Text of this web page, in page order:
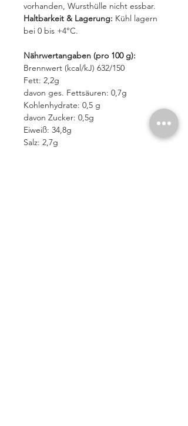
vorhanden, Wursthülle nicht essbar.
Haltbarkeit & Lagerung: Kühl lagern
bei 0 bis +4°C.
Nährwertangaben (pro 100 g):
Brennwert (kcal/kJ) 632/150
Fett: 2,2g
davon ges. Fettsäuren: 0,7g
Kohlenhydrate: 0,5 g
davon Zucker: 0,5g
Eiweiß: 34,8g
Salz: 2,7g